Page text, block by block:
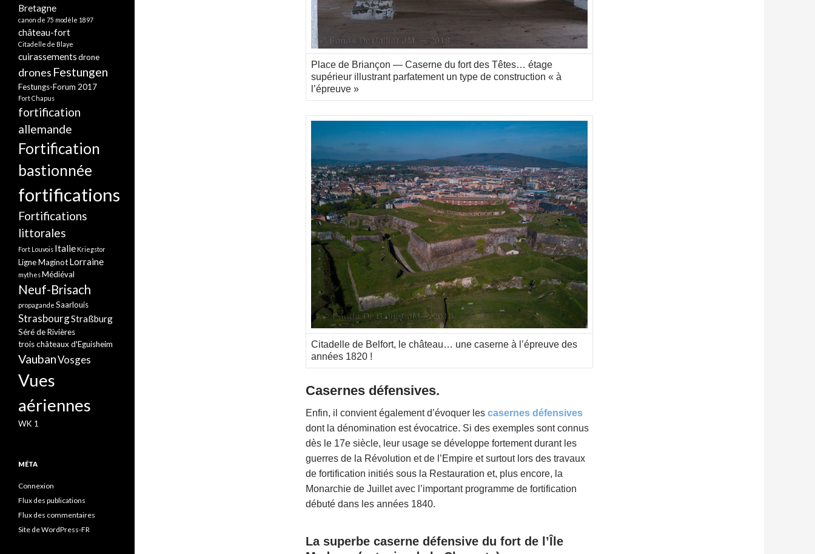
Place de Briançon — Caserne du fort des Têtes… étage
supérieur illustrant parfatement un type de construction « à
l’épreuve »
Citadelle de Belfort, le château… une caserne à l’épreuve des
années 1820 !
Casernes défensives.
Enfin, il convient également d’évoquer les casernes défensives
dont la dénomination est évocatrice. Si des exemples sont connus
dès le 17e siècle, leur usage se développe fortement durant les
guerres de la Révolution et de l’Empire et surtout lors des travaux
de fortification initiés sous la Restauration et, plus encore, la
Monarchie de Juillet avec l’important programme de fortification
débuté dans les années 1840.
La superbe caserne défensive du fort de l’Île
Bretagne
canon de 75 modèle 1897
château-fort
Citadelle de Blaye
cuirassementsdrone
drones Festungen
Festungs-Forum 2017
Fort Chapus
fortification
allemande
Fortification
bastionnée
fortifications
Fortifications
littorales
Fort Louvois Italie Kriegstor
Ligne MaginotLorraine
mythesMédiéval
Neuf-Brisach
propagande Saarlouis
StrasbourgStraßburg
Séré de Rivières
trois châteaux d'Eguisheim
VaubanVosges
Vues
aériennes
WK 1
MÉTA
Connexion
Flux des publications
Flux des commentaires
Site de WordPress-FR